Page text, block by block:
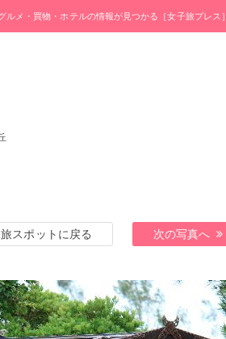
メ・買物・ホテルの情報が見つかる［女子旅プレス］
旅スポットに戻る 次の写真へ